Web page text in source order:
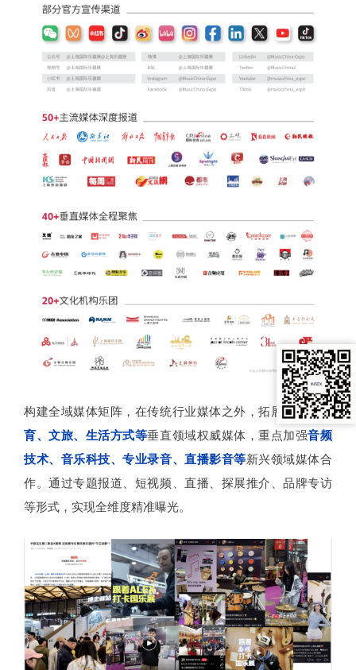
构建全域媒体矩阵，在传统行业媒体之外，拓展 科技、教
育、文旅、生活方式等垂直领域权威媒体，重点加强音频
技术、音乐科技、专业录音、直播影音等新兴领域媒体合
作。通过专题报道、短视频、直播、探展推介、品牌专访
等形式，实现全维度精准曝光。